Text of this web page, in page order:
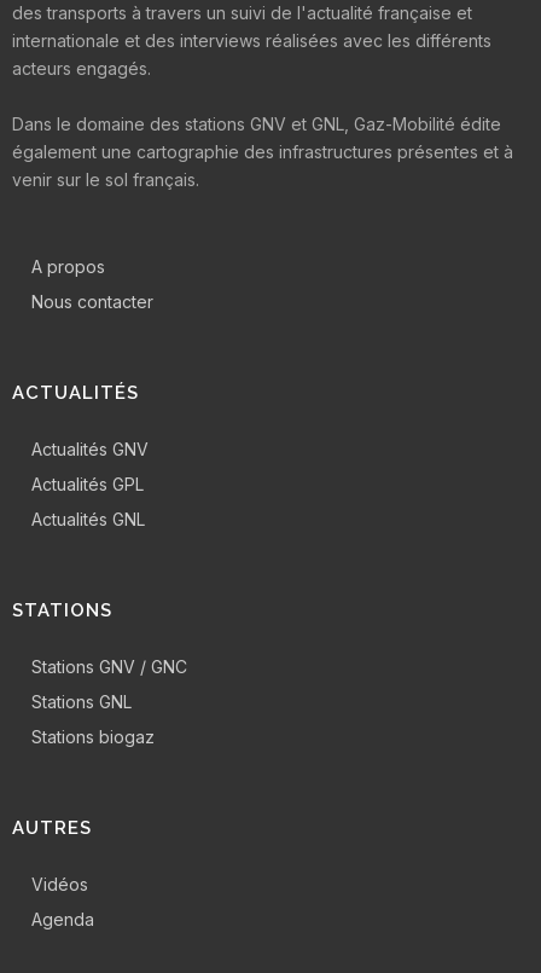
des transports à travers un suivi de l'actualité française et
internationale et des interviews réalisées avec les différents
acteurs engagés.
Dans le domaine des stations GNV et GNL, Gaz-Mobilité édite
également une cartographie des infrastructures présentes et à
venir sur le sol français.
A propos
Nous contacter
ACTUALITÉS
Actualités GNV
Actualités GPL
Actualités GNL
STATIONS
Stations GNV / GNC
Stations GNL
Stations biogaz
AUTRES
Vidéos
Agenda